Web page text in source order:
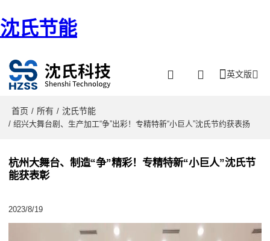
沈氏节能
英文版
首页 / 所有 / 沈氏节能
/ 绍兴大舞台剧、生产加工“争”出彩！专精特新“小巨人”沈氏节约获表扬
杭州大舞台、制造“争”精彩！专精特新“小巨人”沈氏节
能获表彰
2023/8/19